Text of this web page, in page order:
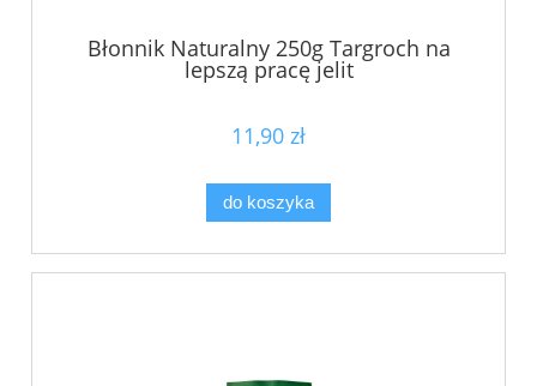
Błonnik Naturalny 250g Targroch na
lepszą pracę jelit
11,90 zł
do koszyka